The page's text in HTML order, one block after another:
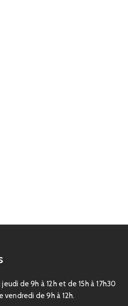
de 9h à 12h et de 15h à 17h30
vendredi de 9h à 12h.